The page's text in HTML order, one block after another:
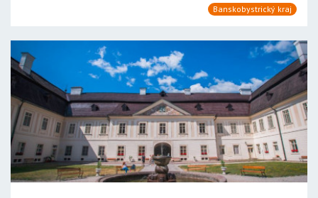
Banskobystrický kraj